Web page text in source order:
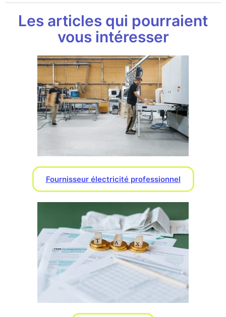
Les articles qui pourraient
vous intéresser
Fournisseur électricité professionnel